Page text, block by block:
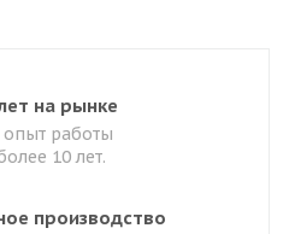
на рынке
работы
10 лет.
производство